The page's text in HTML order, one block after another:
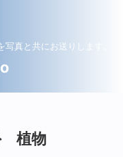
真と共にお送りします。
植物